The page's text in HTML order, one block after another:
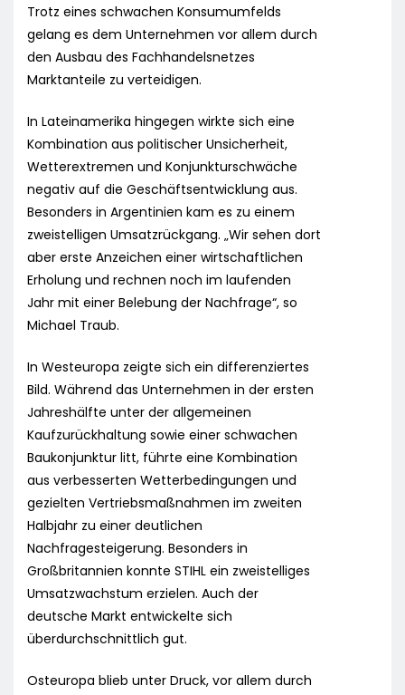
Trotz eines schwachen Konsumumfelds
gelang es dem Unternehmen vor allem durch
den Ausbau des Fachhandelsnetzes
Marktanteile zu verteidigen.
In Lateinamerika hingegen wirkte sich eine
Kombination aus politischer Unsicherheit,
Wetterextremen und Konjunkturschwäche
negativ auf die Geschäftsentwicklung aus.
Besonders in Argentinien kam es zu einem
zweistelligen Umsatzrückgang. „Wir sehen dort
aber erste Anzeichen einer wirtschaftlichen
Erholung und rechnen noch im laufenden
Jahr mit einer Belebung der Nachfrage“, so
Michael Traub.
In Westeuropa zeigte sich ein differenziertes
Bild. Während das Unternehmen in der ersten
Jahreshälfte unter der allgemeinen
Kaufzurückhaltung sowie einer schwachen
Baukonjunktur litt, führte eine Kombination
aus verbesserten Wetterbedingungen und
gezielten Vertriebsmaßnahmen im zweiten
Halbjahr zu einer deutlichen
Nachfragesteigerung. Besonders in
Großbritannien konnte STIHL ein zweistelliges
Umsatzwachstum erzielen. Auch der
deutsche Markt entwickelte sich
überdurchschnittlich gut.
Osteuropa blieb unter Druck, vor allem durch